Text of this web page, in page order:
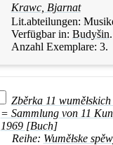
Krawc, Bjarnat
Lit.abteilungen:
Verfügbar in: Budyšin.
Anzahl Exemplare: 3.
Zběrka 11
= Sammlung von 11
1969 [Buch]
Reihe: Wuměłske